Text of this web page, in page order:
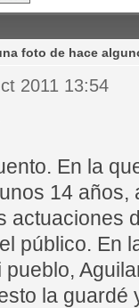
foto de hace
2011 13:54
En la
14 años,
actuaciones
público. En
pueblo,
la guardé